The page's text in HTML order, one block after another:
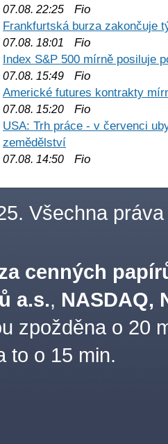
07.08. 22:25 Fio
Frankfurtská burza zakončuje
07.08. 18:01
Fio
Index S&P 500 mírně posiluje
07.08. 15:49 Fio
Americké futures kontrakty
07.08. 15:20 Fio
USA: Trh práce - v červenci
zemědělství
07.08. 14:50 Fio
Všechna práva
cenných
a.s., NASDAQ,
zpožděna o 20
to o 15 min.